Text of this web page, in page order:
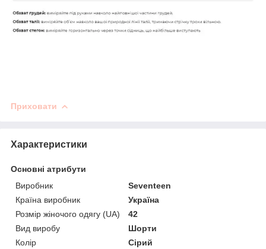
Приховати
Характеристики
Основні атрибути
Виробник
Seventeen
Країна виробник
Україна
Розмір жіночого одягу (UA)
42
Вид виробу
Шорти
Колір
Сірий